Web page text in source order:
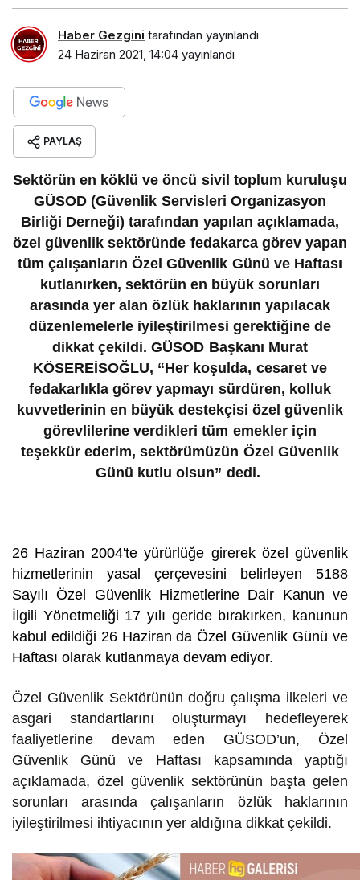
Haber Gezgini tarafından yayınlandı
24 Haziran 2021, 14:04 yayınlandı
PAYLAŞ
Sektörün en köklü ve öncü sivil toplum kuruluşu
GÜSOD (Güvenlik Servisleri Organizasyon
Birliği Derneği) tarafından yapılan açıklamada,
özel güvenlik sektöründe fedakarca görev yapan
tüm çalışanların Özel Güvenlik Günü ve Haftası
kutlanırken, sektörün en büyük sorunları
arasında yer alan özlük haklarının yapılacak
düzenlemelerle iyileştirilmesi gerektiğine de
dikkat çekildi. GÜSOD Başkanı Murat
KÖSEREİSOĞLU, “Her koşulda, cesaret ve
fedakarlıkla görev yapmayı sürdüren, kolluk
kuvvetlerinin en büyük destekçisi özel güvenlik
görevlilerine verdikleri tüm emekler için
teşekkür ederim, sektörümüzün Özel Güvenlik
Günü kutlu olsun” dedi.
26 Haziran 2004'te yürürlüğe girerek özel güvenlik
hizmetlerinin yasal çerçevesini belirleyen 5188
Sayılı Özel Güvenlik Hizmetlerine Dair Kanun ve
İlgili Yönetmeliği 17 yılı geride bırakırken, kanunun
kabul edildiği 26 Haziran da Özel Güvenlik Günü ve
Haftası olarak kutlanmaya devam ediyor.
Özel Güvenlik Sektörünün doğru çalışma ilkeleri ve
asgari standartlarını oluşturmayı hedefleyerek
faaliyetlerine devam eden GÜSOD’un, Özel
Güvenlik Günü ve Haftası kapsamında yaptığı
açıklamada, özel güvenlik sektörünün başta gelen
sorunları arasında çalışanların özlük haklarının
iyileştirilmesi ihtiyacının yer aldığına dikkat çekildi.